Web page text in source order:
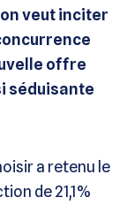
veut inciter
offre
séduisante
a retenu le
de 21,1%